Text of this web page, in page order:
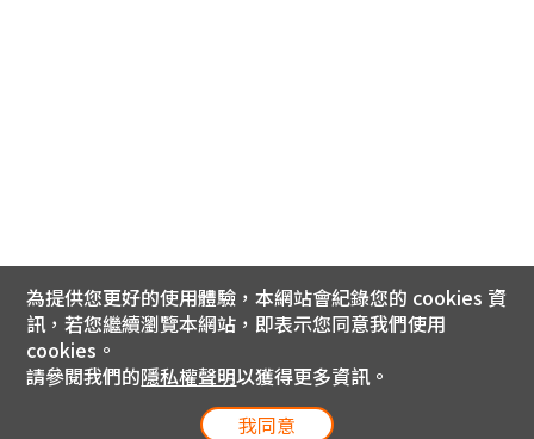
為提供您更好的使用體驗，本網站會紀錄您的 cookies 資
訊，若您繼續瀏覽本網站，即表示您同意我們使用
cookies。
請參閱我們的隱私權聲明以獲得更多資訊。
我同意